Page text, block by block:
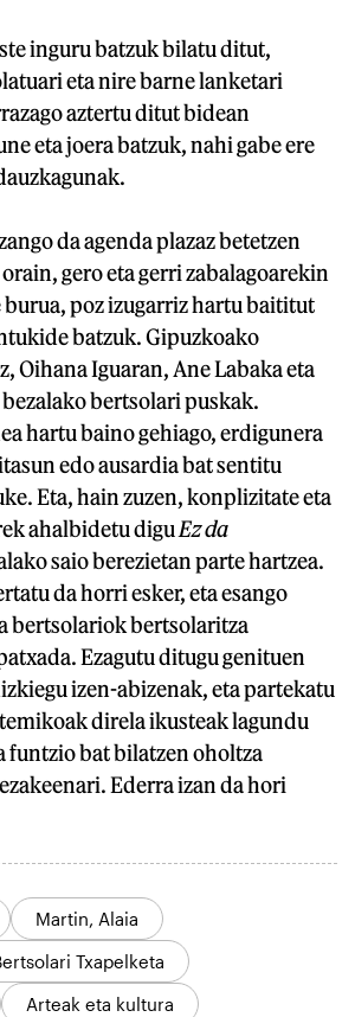
inguru batzuk bilatu ditut,
eta nire barne lanketari
aztertu ditut bidean
eta joera batzuk, nahi gabe ere
da agenda plazaz betetzen
gero eta gerri zabalagoarekin
poz izugarriz hartu baititut
batzuk. Gipuzkoako
Oihana Iguaran, Ane Labaka eta
bertsolari puskak.
hartu baino gehiago, erdigunera
edo ausardia bat sentitu
Eta, hain zuzen, konplizitate eta
ahalbidetu digu Ez da
saio berezietan parte hartzea.
da horri esker, eta esango
bertsolariok bertsolaritza
Ezagutu ditugu genituen
izen-abizenak, eta partekatu
direla ikusteak lagundu
funtzio bat bilatzen oholtza
Ederra izan da hori
Martin, Alaia
Txapelketa
Arteak eta kultura